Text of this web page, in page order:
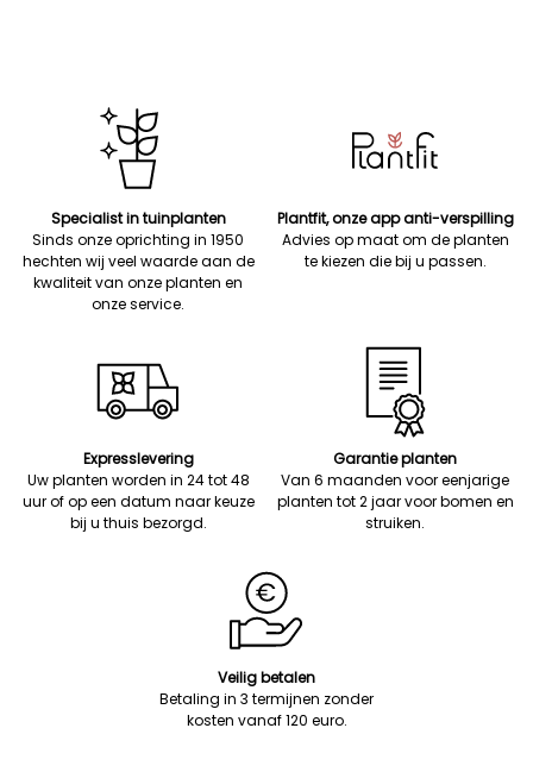
Specialist in tuinplanten
Sinds onze oprichting in 1950
hechten wij veel waarde aan de
kwaliteit van onze planten en
onze service.
Plantfit, onze app anti-verspilling
Advies op maat om de planten
te kiezen die bij u passen.
Expresslevering
Uw planten worden in 24 tot 48
uur of op een datum naar keuze
bij u thuis bezorgd.
Garantie planten
Van 6 maanden voor eenjarige
planten tot 2 jaar voor bomen en
struiken.
Veilig betalen
Betaling in 3 termijnen zonder
kosten vanaf 120 euro.